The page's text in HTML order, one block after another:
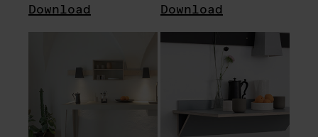
Download Download